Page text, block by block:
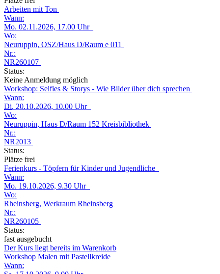
Arbeiten mit Ton
Wann:
Mo. 02.11.2026, 17.00 Uhr
Wo:
Neuruppin, OSZ/Haus D/Raum e 011
Nr.:
NR260107
Status:
Keine Anmeldung möglich
Workshop: Selfies & Storys - Wie Bilder über dich sprechen
Wann:
Di. 20.10.2026, 10.00 Uhr
Wo:
Neuruppin, Haus D/Raum 152 Kreisbibliothek
Nr.:
NR2013
Status:
Plätze frei
Ferienkurs - Töpfern für Kinder und Jugendliche
Wann:
Mo. 19.10.2026, 9.30 Uhr
Wo:
Rheinsberg, Werkraum Rheinsberg
Nr.:
NR260105
Status:
fast ausgebucht
Der Kurs liegt bereits im Warenkorb
Workshop Malen mit Pastellkreide
Wann: